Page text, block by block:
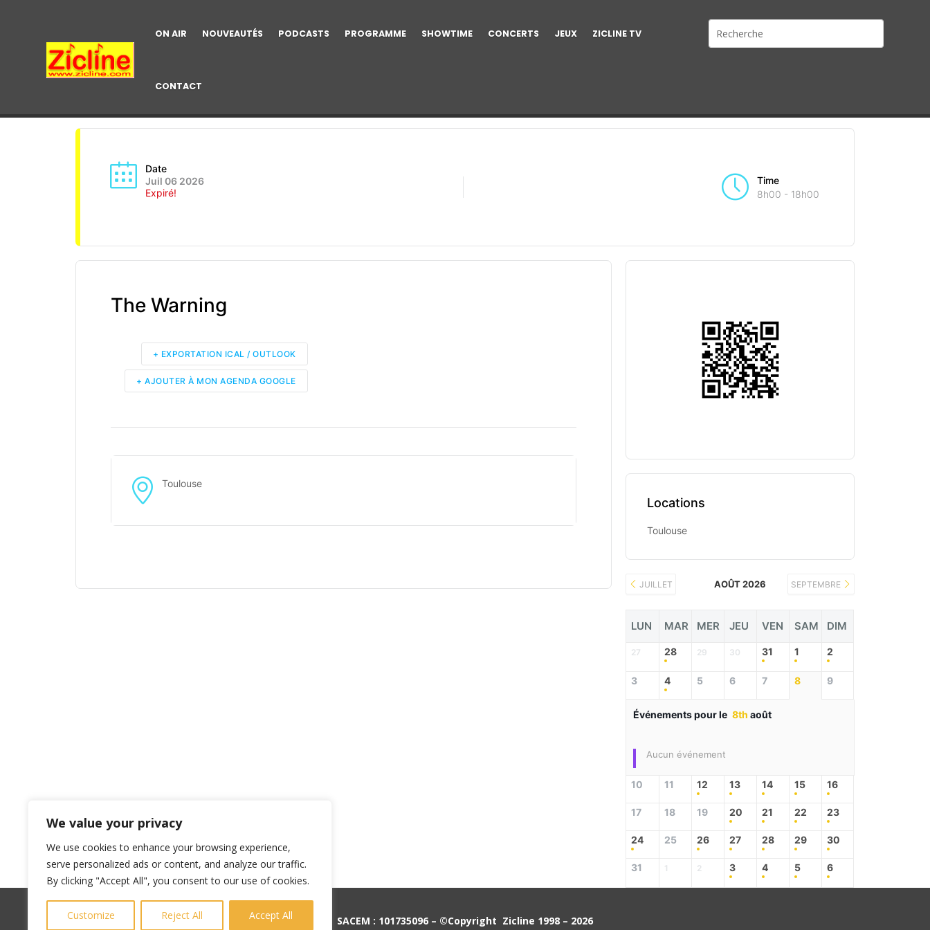
We value your privacy
We use cookies to enhance your browsing experience,
serve personalized ads or content, and analyze our traffic.
By clicking "Accept All", you consent to our use of cookies.
Customize Reject All Accept All
ON AIR NOUVEAUTÉS PODCASTS PROGRAMME SHOWTIME CONCERTS JEUX ZICLINE TV
CONTACT
Date
Juil 06 2026
Expiré!
Time
8h00 - 18h00
The Warning
+ AJOUTER À MON AGENDA GOOGLE
+ EXPORTATION ICAL / OUTLOOK
Toulouse
Locations
Toulouse
JUILLET AOÛT 2026 SEPTEMBRE
LUN MAR MER JEU VEN SAM DIM
27 28 29 30 31 1 2
3 4 5 6 7 8 9
Événements pour le 8th août
Aucun événement
10 11 12 13 14 15 16
17 18 19 20 21 22 23
24 25 26 27 28 29 30
31 1 2 3 4 5 6
SACEM : 101735096 – ©Copyright Zicline 1998 – 2026